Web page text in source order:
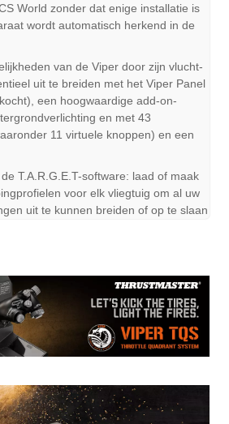
World zonder dat enige installatie is
wordt automatisch herkend in de
van de Viper door zijn vlucht-
uit te breiden met het Viper Panel
een hoogwaardige add-on-
en met 43
11 virtuele knoppen) en een
T.A.R.G.E.T-software: laad of maak
voor elk vliegtuig om al uw
uit te kunnen breiden of op te slaan